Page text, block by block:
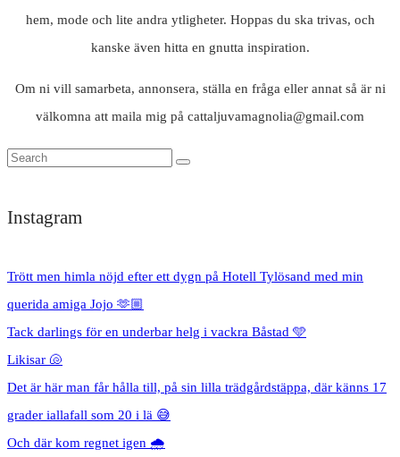
hem, mode och lite andra ytligheter. Hoppas du ska trivas, och
kanske även hitta en gnutta inspiration.
Om ni vill samarbeta, annonsera, ställa en fråga eller annat så är ni
välkomna att maila mig på cattaljuvamagnolia@gmail.com
Instagram
Trött men himla nöjd efter ett dygn på Hotell Tylösand med min
querida amiga Jojo 🫶🏼
Tack darlings för en underbar helg i vackra Båstad 🩵
Likisar 🐚
Det är här man får hålla till, på sin lilla trädgårdstäppa, där känns 17
grader iallafall som 20 i lä 😅
Och där kom regnet igen 🌧️